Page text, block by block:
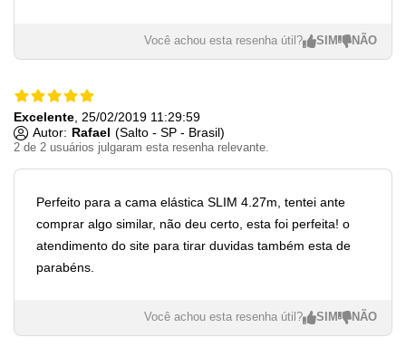
Você achou esta resenha útil?
2 de 2 usuários julgaram esta resenha relevante.
Excelente , 25/02/2019 11:29:59
Autor: Rafael (Salto - SP - Brasil)
Perfeito para a cama elástica SLIM 4.27m, tentei ante
comprar algo similar, não deu certo, esta foi perfeita! o
atendimento do site para tirar duvidas também esta de
parabéns.
Você achou esta resenha útil?